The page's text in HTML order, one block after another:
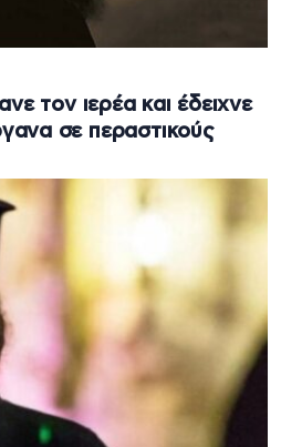
τον ιερέα και έδειχνε
σε περαστικούς